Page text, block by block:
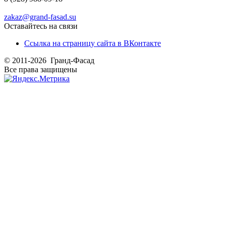
zakaz@grand-fasad.su
Оставайтесь на связи
Ссылка на страницу сайта в ВКонтакте
© 2011-2026 Гранд-Фасад
Все права защищены